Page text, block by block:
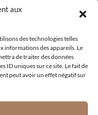
aux
des technologies telles
informations des appareils. Le
de traiter des données
ID uniques sur ce site. Le fait de
peut avoir un effet négatif sur
52 10 68